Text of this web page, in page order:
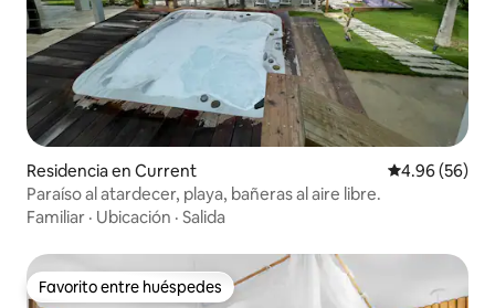
Residencia en Current Calificación
4.96 (56)
Paraíso al atardecer, playa, bañeras al aire libre.
Familiar · Ubicación · Salida
Favorito entre huéspedes
Favorito entre huéspedes